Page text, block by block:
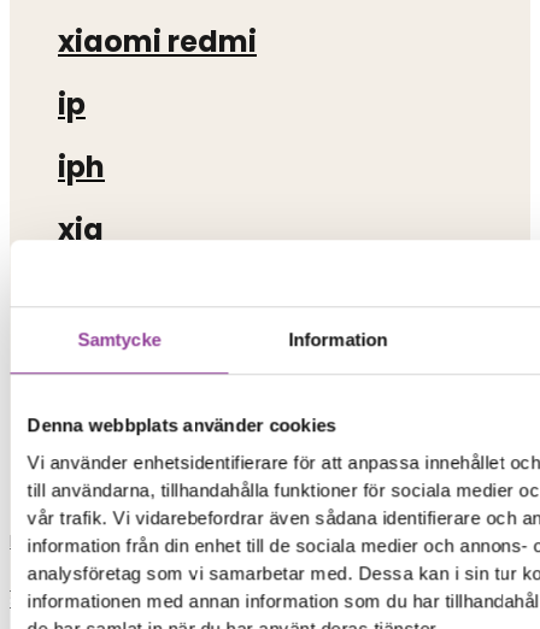
Samtycke Information
Denna webbplats använder cookies
Vi använder enhetsidentifierare för att anpassa innehållet
till användarna, tillhandahålla funktioner för sociala medier
vår trafik. Vi vidarebefordrar även sådana identifierare och
information från din enhet till de sociala medier och annons-
analysföretag som vi samarbetar med. Dessa kan i sin tur
informationen med annan information som du har
xiaomi redmi
ip
iph
xia
iphon
iphone 13
skrivare
Load More
0,00kr0Varukorg
Start